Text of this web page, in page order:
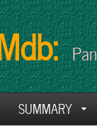
SUMMARY